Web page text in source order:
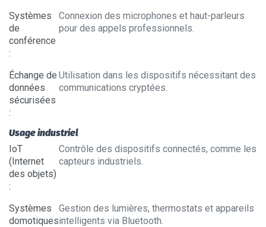
Systèmes
de
conférence
:
Connexion des microphones et haut-parleurs
pour des appels professionnels.
Échange de
données
sécurisées
:
Utilisation dans les dispositifs nécessitant des
communications cryptées.
Usage industriel
IoT
(Internet
des objets)
:
Contrôle des dispositifs connectés, comme les
capteurs industriels.
Systèmes
domotiques
Gestion des lumières, thermostats et appareils
intelligents via Bluetooth.